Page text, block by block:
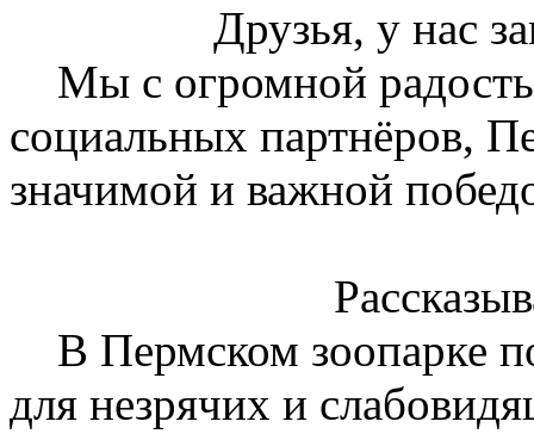
Друзья, у нас
Мы с огромной
социальных партнёров,
значимой и важной
В Пермском зоопарке
для незрячих и